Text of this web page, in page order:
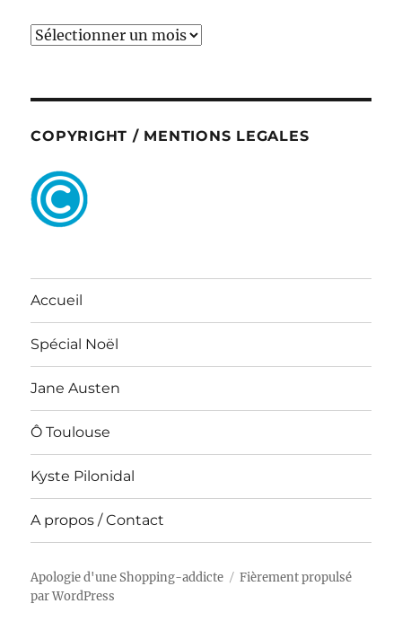
ARCHIVES
COPYRIGHT / MENTIONS LEGALES
Accueil
Spécial Noël
Jane Austen
Ô Toulouse
Kyste Pilonidal
A propos / Contact
Apologie d'une Shopping-addicte
Fièrement propulsé
par WordPress